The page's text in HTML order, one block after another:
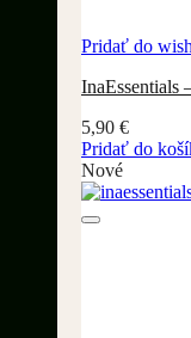
Pridať do
InaEssentials
5,90 €
Pridať do
Nové